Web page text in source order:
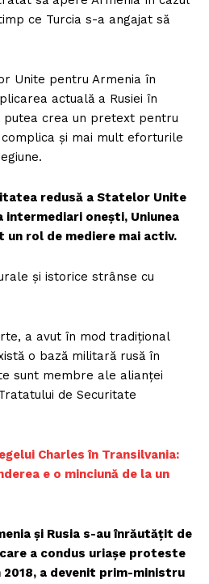
ce Turcia s-a angajat să
Unite pentru Armenia în
actuală a Rusiei în
putea crea un pretext pentru
și mai mult eforturile
redusă a Statelor Unite
intermediari onești, Uniunea
un rol de mediere mai activ.
și istorice strânse cu
a avut în mod tradițional
o bază militară rusă în
sunt membre ale alianței
de Securitate
Charles în Transilvania:
e o minciună de la un
și Rusia s-au înrăutățit de
a condus uriașe proteste
a devenit prim-ministru